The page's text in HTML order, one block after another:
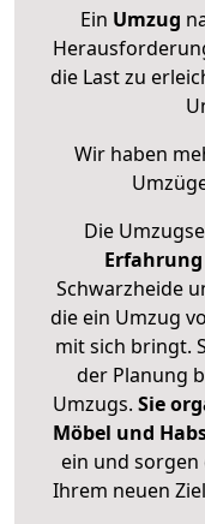
Ein Umzug
die Last zu
Wir haben
Die
Erfahrung
Schwarzheide
die ein Umzug
mit sich bringt.
der Planung
Umzugs. Sie
Möbel und
ein und sorgen
Ihrem neuen